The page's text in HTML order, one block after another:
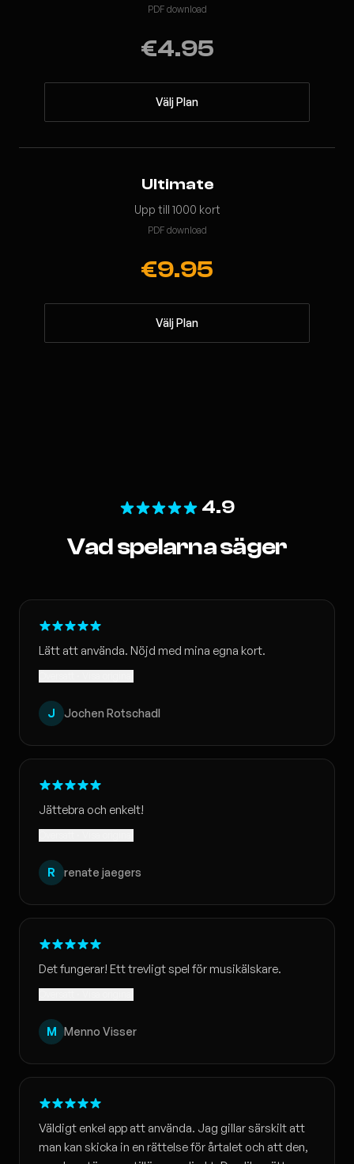
PDF download
€4.95
Välj Plan
Ultimate
Upp till 1000 kort
PDF download
€9.95
Välj Plan
4.9
Vad spelarna säger
Lätt att använda. Nöjd med mina egna kort.
J Jochen Rotschadl
Jättebra och enkelt!
R renate jaegers
Det fungerar! Ett trevligt spel för musikälskare.
M Menno Visser
Väldigt enkel app att använda. Jag gillar särskilt att
man kan skicka in en rättelse för årtalet och att den,